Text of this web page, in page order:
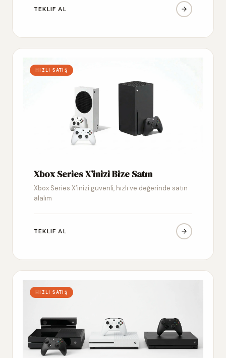
TEKLIF AL
HIZLI SATIŞ
Xbox Series X’inizi Bize Satın
Xbox Series X’inizi güvenli, hızlı ve değerinde satın
alalım
TEKLIF AL
HIZLI SATIŞ